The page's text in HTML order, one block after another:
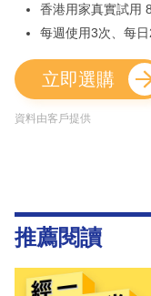
香港用家真實試用
每週使用3次、每
立即選購
資料由客戶提供
推薦閱讀